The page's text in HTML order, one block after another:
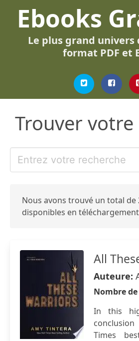
Ebooks
Le plus grand univers
format PDF et
Trouver votre
Nous avons trouvé un total de
disponibles en téléchargement
All
Auteure:
Nombre
In this
Times